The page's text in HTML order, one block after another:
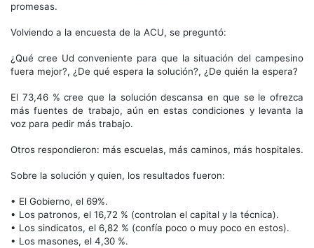
promesas.
Volviendo a la encuesta de la ACU, se preguntó:
¿Qué cree Ud conveniente para que la situación del campesino
fuera mejor?, ¿De qué espera la solución?, ¿De quién la espera?
El 73,46 % cree que la solución descansa en que se le ofrezca
más fuentes de trabajo, aún en estas condiciones y levanta la
voz para pedir más trabajo.
Otros respondieron: más escuelas, más caminos, más hospitales.
Sobre la solución y quien, los resultados fueron:
• El Gobierno, el 69%.
• Los patronos, el 16,72 % (controlan el capital y la técnica).
• Los sindicatos, el 6,82 % (confía poco o muy poco en estos).
• Los masones, el 4,30 %.